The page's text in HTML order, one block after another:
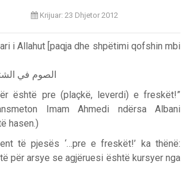
Krijuar: 23 Dhjetor 2012
i Allahut [paqja dhe shpëtimi qofshin mbi
“الصوم في
është pre (plaçkë, leverdi) e freskët!”
Imam Ahmedi ndërsa Albani
hasen.)
të pjesës ‘…pre e freskët!’ ka thënë:
për arsye se agjëruesi është kursyer nga